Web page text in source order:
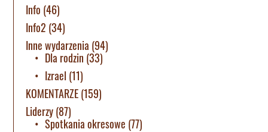
Info (46)
Info2 (34)
Inne wydarzenia (94)
Dla rodzin (33)
Izrael (11)
KOMENTARZE(159)
Liderzy(87)
Spotkania okresowe (77)